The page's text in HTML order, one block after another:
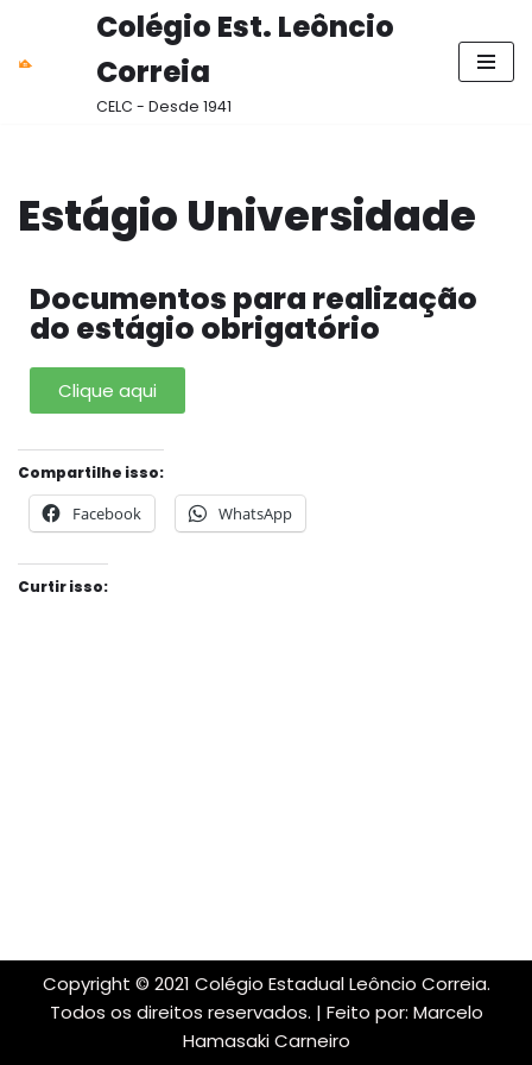
Pular
Colégio Est. Leôncio
Correia
CELC - Desde 1941
Estágio Universidade
Documentos para realização
do estágio obrigatório
Clique aqui
Compartilhe isso:
Facebook WhatsApp
Curtir isso:
Copyright © 2021 Colégio Estadual Leôncio Correia.
Todos os direitos reservados. | Feito por: Marcelo
Hamasaki Carneiro